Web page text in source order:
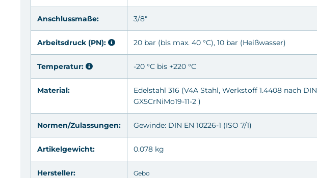
Anschlussmaße: 3/8"
Arbeitsdruck (PN): 20 bar (bis max. 40 °C), 10 bar (Heißwasser)
Temperatur: -20 °C bis +220 °C
Material: Edelstahl 316 (V4A Stahl, Werkstoff 1.4408 nach DIN
GX5CrNiMo19-11-2 )
Normen/Zulassungen: Gewinde: DIN EN 10226-1 (ISO 7/1)
Artikelgewicht: 0.078 kg
Hersteller: Gebo